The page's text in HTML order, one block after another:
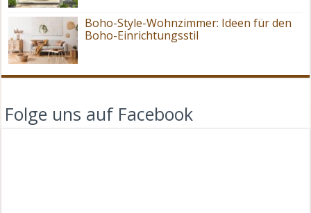
Boho-Style-Wohnzimmer: Ideen für den
Boho-Einrichtungsstil
Folge uns auf Facebook